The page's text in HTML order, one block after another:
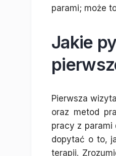
parami; może
Jakie
Pierwsza
oraz metod
pracy z parami
dopytać o to,
terapii.